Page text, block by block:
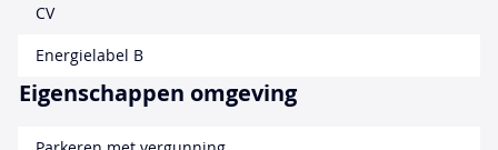
CV
Energielabel B
Eigenschappen omgeving